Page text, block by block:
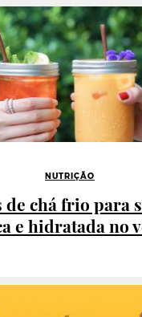
NUTRIÇÃO
de chá frio para
e hidratada no